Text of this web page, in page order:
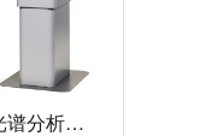
直读光谱仪 直读光谱分析仪 LAB S